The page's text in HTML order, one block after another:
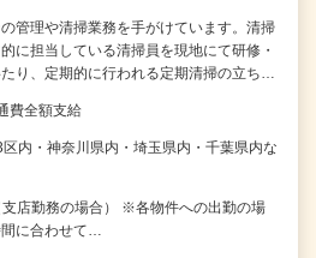
管理や清掃業務を手がけています。清掃
に担当している清掃員を現地にて研修・
り、定期的に行われる定期清掃の立ち…
費全額支給
内・神奈川県内・埼玉県内・千葉県内な
店勤務の場合） ※各物件への出勤の場
に合わせて…